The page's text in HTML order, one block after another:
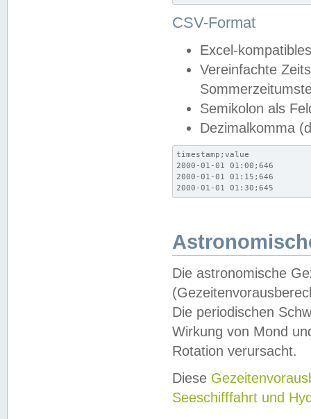
CSV-Format
Excel-
Vereinfachte
Semikolon als
Dezimalkomma
timestamp;value
2000-01-01 01:00;646
2000-01-01 01:15;646
2000-01-01 01:30;645
Die astronomische
Die periodischen
Wirkung von Mond
Rotation verursacht.
Diese
Seeschifffahrt und